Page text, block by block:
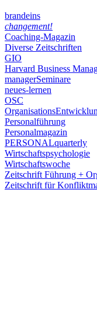
brandeins
changement!
Coaching-Magazin
Diverse Zeitschriften
GIO
Harvard Business
managerSeminare
neues-lernen
OSC
Personalführung
Personalmagazin
PERSONALquarterly
Wirtschaftspsychologie
Wirtschaftswoche
Zeitschrift Führung +
Zeitschrift für